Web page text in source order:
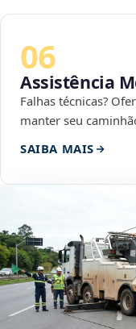
06
Assistência
Falhas técnicas?
manter seu
SAIBA MAIS